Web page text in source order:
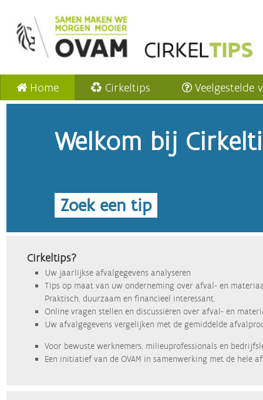
Home Cirkeltips Veelgestelde
Welkom bij
Zoek een tip
Cirkeltips?
Uw jaarlijkse afvalgegevens analyseren
Tips op maat van uw onderneming over afval- en
Praktisch, duurzaam en financieel interessant.
Online vragen stellen en discussiëren over afval- en
Uw afvalgegevens vergelijken met de gemiddelde
Voor bewuste werknemers, milieuprofessionals en
Een initiatief van de OVAM in samenwerking met de hele